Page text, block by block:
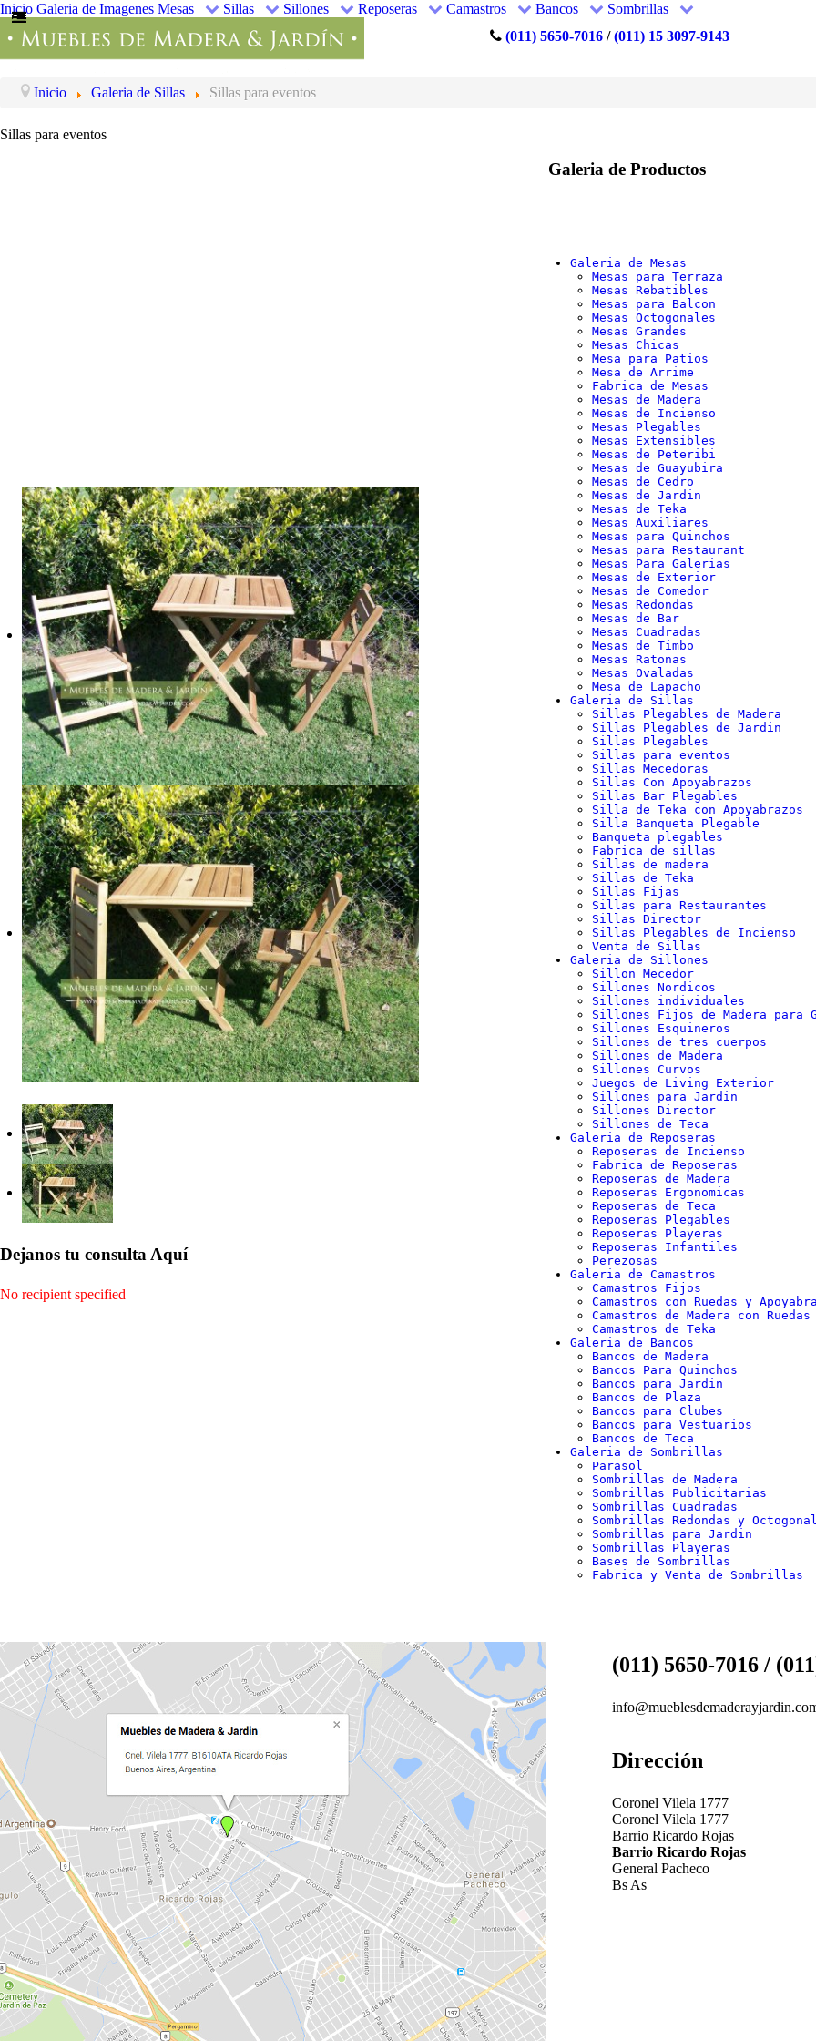
Inicio Galeria de Imagenes Mesas Sillas Sillones Reposeras Camastros Bancos
Sombrillas
(011) 5650-7016 /(011) 15 3097-9143
Inicio Galeria de Sillas Sillas para eventos
Sillas para eventos
Dejanos tu consulta Aquí
No recipient specified
Galeria de Productos
Galeria de Mesas
Mesas para Terraza
Mesas Rebatibles
Mesas para Balcon
Mesas Octogonales
Mesas Grandes
Mesas Chicas
Mesa para Patios
Mesa de Arrime
Fabrica de Mesas
Mesas de Madera
Mesas de Incienso
Mesas Plegables
Mesas Extensibles
Mesas de Peteribi
Mesas de Guayubira
Mesas de Cedro
Mesas de Jardin
Mesas de Teka
Mesas Auxiliares
Mesas para Quinchos
Mesas para Restaurant
Mesas Para Galerias
Mesas de Exterior
Mesas de Comedor
Mesas Redondas
Mesas de Bar
Mesas Cuadradas
Mesas de Timbo
Mesas Ratonas
Mesas Ovaladas
Mesa de Lapacho
Galeria de Sillas
Sillas Plegables de Madera
Sillas Plegables de Jardin
Sillas Plegables
Sillas para eventos
Sillas Mecedoras
Sillas Con Apoyabrazos
Sillas Bar Plegables
Silla de Teka con Apoyabrazos
Silla Banqueta Plegable
Banqueta plegables
Fabrica de sillas
Sillas de madera
Sillas de Teka
Sillas Fijas
Sillas para Restaurantes
Sillas Director
Sillas Plegables de Incienso
Venta de Sillas
Galeria de Sillones
Sillon Mecedor
Sillones Nordicos
Sillones individuales
Sillones Fijos de Madera para
Sillones Esquineros
Sillones de tres cuerpos
Sillones de Madera
Sillones Curvos
Juegos de Living Exterior
Sillones para Jardin
Sillones Director
Sillones de Teca
Galeria de Reposeras
Reposeras de Incienso
Fabrica de Reposeras
Reposeras de Madera
Reposeras Ergonomicas
Reposeras de Teca
Reposeras Plegables
Reposeras Playeras
Reposeras Infantiles
Perezosas
Galeria de Camastros
Camastros Fijos
Camastros con Ruedas y
Camastros de Madera con Ruedas
Camastros de Teka
Galeria de Bancos
Bancos de Madera
Bancos Para Quinchos
Bancos para Jardin
Bancos de Plaza
Bancos para Clubes
Bancos para Vestuarios
Bancos de Teca
Galeria de Sombrillas
Parasol
Sombrillas de Madera
Sombrillas Publicitarias
Sombrillas Cuadradas
Sombrillas Redondas y
Sombrillas para Jardin
Sombrillas Playeras
Bases de Sombrillas
Fabrica y Venta de Sombrillas
(011) 5650-7016 /
Dirección
Coronel Vilela 1777
Coronel Vilela 1777
Barrio Ricardo Rojas
Barrio Ricardo Rojas
General Pacheco
Bs As